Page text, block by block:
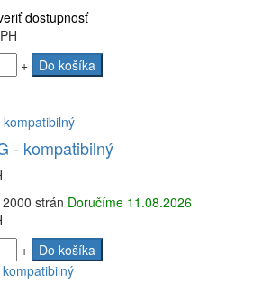
dostupnosť
+
Do košíka
- kompatibilný
2000 strán Doručíme 11.08.2026
+ Do košíka